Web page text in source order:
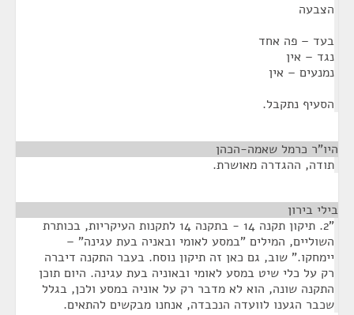
הצבעה
בעד – פה אחד
נגד – אין
נמנעים – אין
הסעיף נתקבל.
היו"ר כרמל שאמה-הכהן
תודה, ההגדרה מאושרת.
בילי בירון
"2. תיקון תקנה 14 - בתקנה 14 לתקנות העיקריות, בכותרת
השוליים, המילים "במסע לאומי ובאניה בעת עגינה" –
יימחקו." שוב, גם כאן זה תיקון נוסח. בעבר התקנה דיברה
רק על כלי שיט במסע לאומי ובאוניה בעת עגינה. היום תוכן
התקנה שונה, הוא לא מדבר רק על אוניה במסע ולכן, בגלל
שכבר הגענו לוועדה הנכבדה, אנחנו מבקשים להתאים.